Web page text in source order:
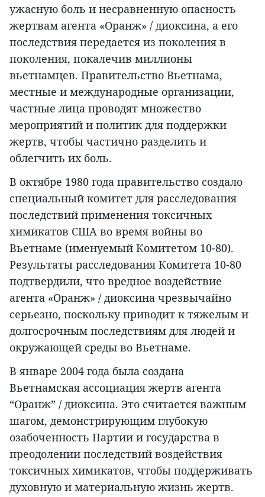
ужасную боль и несравненную опасность
жертвам агента «Оранж» / диоксина, а его
последствия передается из поколения в
поколения, покалечив миллионы
вьетнамцев. Правительство Вьетнама,
местные и международные организации,
частные лица проводят множество
мероприятий и политик для поддержки
жертв, чтобы частично разделить и
облегчить их боль.
В октябре 1980 года правительство создало
специальный комитет для расследования
последствий применения токсичных
химикатов США во время войны во
Вьетнаме (именуемый Комитетом 10-80).
Результаты расследования Комитета 10-80
подтвердили, что вредное воздействие
агента «Оранж» / диоксина чрезвычайно
серьезно, поскольку приводит к тяжелым и
долгосрочным последствиям для людей и
окружающей среды во Вьетнаме.
В январе 2004 года была создана
Вьетнамская ассоциация жертв агента
“Оранж” / диоксина. Это считается важным
шагом, демонстрирующим глубокую
озабоченность Партии и государства в
преодолении последствий воздействия
токсичных химикатов, чтобы поддерживать
духовную и материальную жизнь жертв.